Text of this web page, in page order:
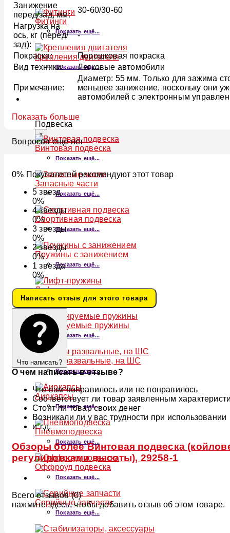
Фитинги
Показать ещё...
Крепления двигателя
Показать ещё...
Подвеска
×
Винтовая подвеска
Показать ещё...
Запасные части
Показать ещё...
Спортивная подвеска
Показать ещё...
Пружины с занижением
Показать ещё...
Лифт-пружины
Показать ещё...
Регулируемые пружины
Показать ещё...
Опоры развальные, на ШС
Показать ещё...
Аиркапсы
Показать ещё...
Пневмоподвеска
Показать ещё...
Оффроуд подвеска
Показать ещё...
Серийные запчасти
Показать ещё...
Занижение
перед/зад, мм:
30-60/30-60
Нагрузка на
ось, кг (перед/
зад):
-
Покраска:
Порошковая покраска
Вид техники:
Легковые автомобили
Примечание:
Диаметр: 55 мм. Только для зажима
меньшее занижение, поскольку они
автомобилей с электронным
Показать больше
Вопросов ещё нет
0% Покупалетей рекомендуют этот товар
5звезд
0%
4звезды
0%
3звезды
0%
2звезды
0%
1звезда
0%
Написать отзыв для этого товара
Что написать?
О чем написать в отзыве?
Что вам понравилось или не понравилось
Соответствует ли товар заявленным
Стоит ли товар своих денег
Возникали ли у вас трудности при использовании
и т.д.
Обзоры более Винтовая подвеска
регулировками высоты), 29258-1
Всего отзывов (0)
нажмите здесь, чтобы добавить отзыв об этом товаре.